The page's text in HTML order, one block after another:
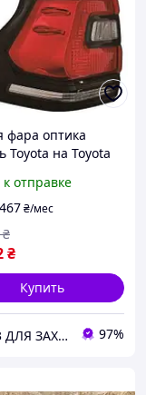
фара оптика
Toyota на Toyota
Прадо 150 3
к отправке
₴/мес
₴
₴
Купить
RULIT3 ДЛЯ ЗАХИСНИКІВ ЗНИЖКИ! 97%